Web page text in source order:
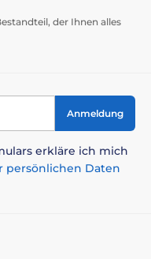
der Ihnen alles
Anmeldung
erkläre ich mich
persönlichen Daten